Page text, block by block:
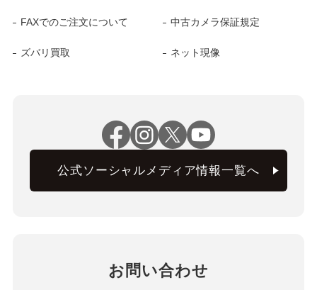
FAXでのご注文について 中古カメラ保証規定
ズバリ買取 ネット現像
公式ソーシャルメディア情報一覧へ
お問い合わせ